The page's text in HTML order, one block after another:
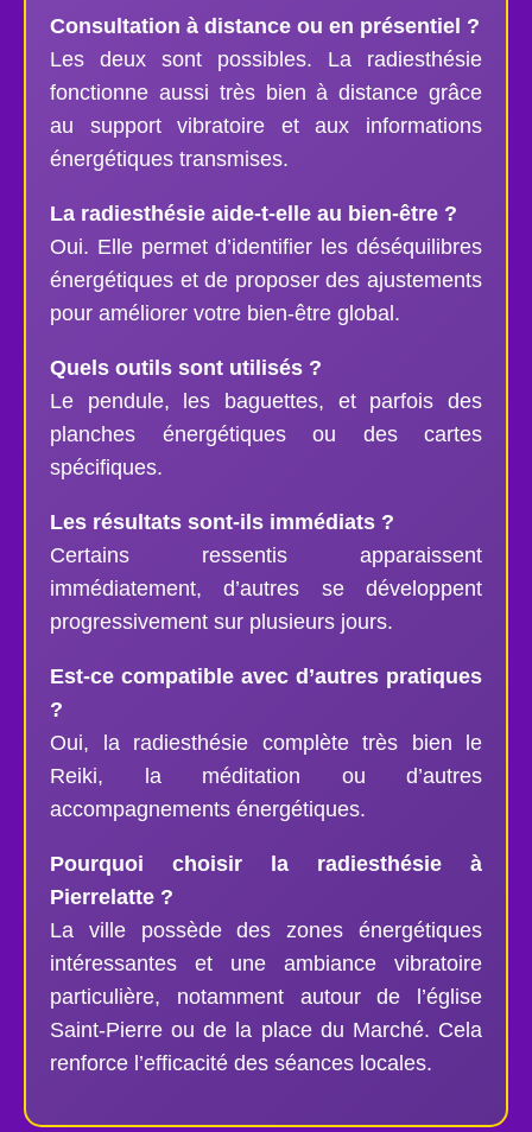
Consultation à distance ou en présentiel ?
Les deux sont possibles. La radiesthésie
fonctionne aussi très bien à distance grâce
au support vibratoire et aux informations
énergétiques transmises.
La radiesthésie aide-t-elle au bien-être ?
Oui. Elle permet d’identifier les déséquilibres
énergétiques et de proposer des ajustements
pour améliorer votre bien-être global.
Quels outils sont utilisés ?
Le pendule, les baguettes, et parfois des
planches énergétiques ou des cartes
spécifiques.
Les résultats sont-ils immédiats ?
Certains ressentis apparaissent
immédiatement, d’autres se développent
progressivement sur plusieurs jours.
Est-ce compatible avec d’autres pratiques
?
Oui, la radiesthésie complète très bien le
Reiki, la méditation ou d’autres
accompagnements énergétiques.
Pourquoi choisir la radiesthésie à
Pierrelatte ?
La ville possède des zones énergétiques
intéressantes et une ambiance vibratoire
particulière, notamment autour de l’église
Saint-Pierre ou de la place du Marché. Cela
renforce l’efficacité des séances locales.